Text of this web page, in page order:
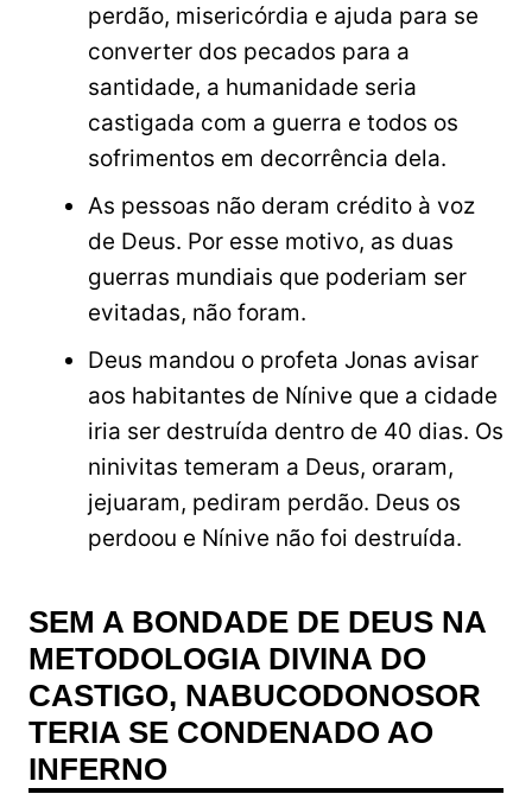
perdão, misericórdia e ajuda para se
converter dos pecados para a
santidade, a humanidade seria
castigada com a guerra e todos os
sofrimentos em decorrência dela.
As pessoas não deram crédito à voz
de Deus. Por esse motivo, as duas
guerras mundiais que poderiam ser
evitadas, não foram.
Deus mandou o profeta Jonas avisar
aos habitantes de Nínive que a cidade
iria ser destruída dentro de 40 dias. Os
ninivitas temeram a Deus, oraram,
jejuaram, pediram perdão. Deus os
perdoou e Nínive não foi destruída.
SEM A BONDADE DE DEUS NA
METODOLOGIA DIVINA DO
CASTIGO, NABUCODONOSOR
TERIA SE CONDENADO AO
INFERNO